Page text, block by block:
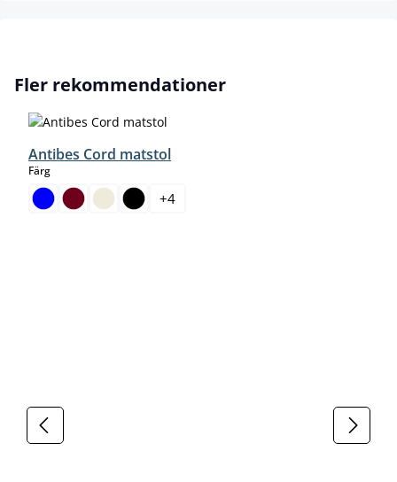
Hoppa över produktgalleri
Fler rekommendationer
Antibes Cord matstol
Färgselect
+4